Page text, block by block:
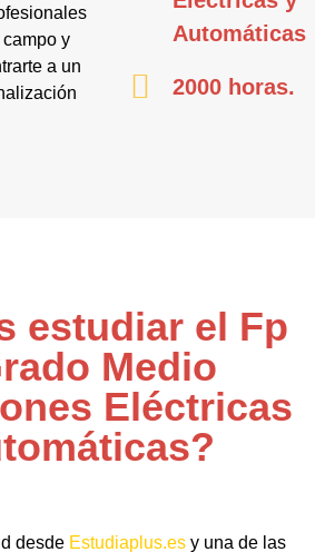
y
a un
Automáticas
2000 horas.
estudiar el Fp
Medio
Eléctricas
desde Estudiaplus.es y una de las